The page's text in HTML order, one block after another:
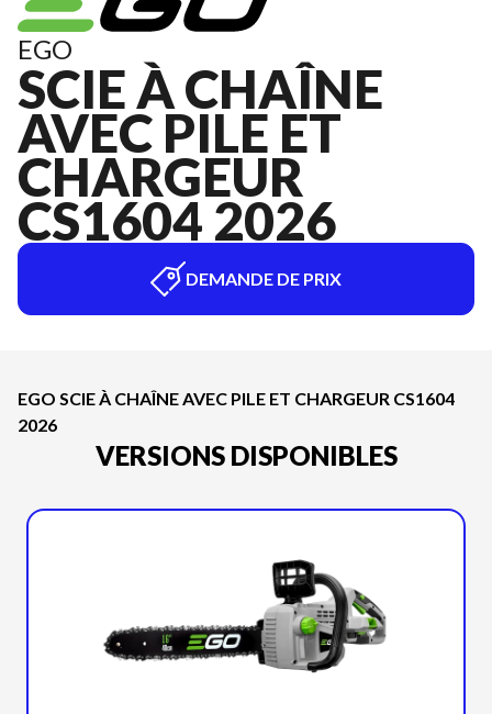
EGO
SCIE À CHAÎNE
AVEC PILE ET
CHARGEUR
CS1604 2026
DEMANDE DE PRIX
EGO SCIE À CHAÎNE AVEC PILE ET CHARGEUR CS1604
2026
VERSIONS DISPONIBLES